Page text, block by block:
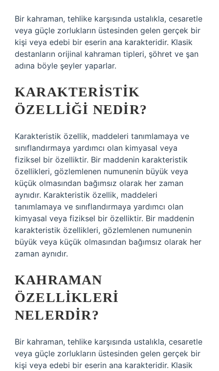
Bir kahraman, tehlike karşısında ustalıkla, cesaretle
veya güçle zorlukların üstesinden gelen gerçek bir
kişi veya edebi bir eserin ana karakteridir. Klasik
destanların orijinal kahraman tipleri, şöhret ve şan
adına böyle şeyler yaparlar.
KARAKTERISTIK
ÖZELLIĞI NEDIR?
Karakteristik özellik, maddeleri tanımlamaya ve
sınıflandırmaya yardımcı olan kimyasal veya
fiziksel bir özelliktir. Bir maddenin karakteristik
özellikleri, gözlemlenen numunenin büyük veya
küçük olmasından bağımsız olarak her zaman
aynıdır. Karakteristik özellik, maddeleri
tanımlamaya ve sınıflandırmaya yardımcı olan
kimyasal veya fiziksel bir özelliktir. Bir maddenin
karakteristik özellikleri, gözlemlenen numunenin
büyük veya küçük olmasından bağımsız olarak her
zaman aynıdır.
KAHRAMAN
ÖZELLIKLERI
NELERDIR?
Bir kahraman, tehlike karşısında ustalıkla, cesaretle
veya güçle zorlukların üstesinden gelen gerçek bir
kişi veya edebi bir eserin ana karakteridir. Klasik